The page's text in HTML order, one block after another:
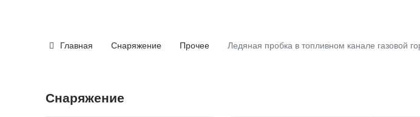
Главная Снаряжение Прочее Ледяная пробка в топливном канале газовой
Снаряжение